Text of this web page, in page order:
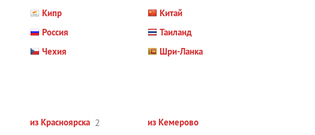
Кипр
Китай
Россия
Таиланд
Чехия Шри-Ланка
из Красноярска 2
из Кемерово